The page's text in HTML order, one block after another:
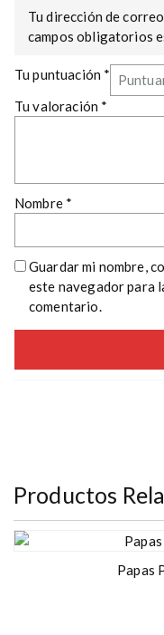
Tu dirección de
campos obligatorios
Tu puntuación *
Tu valoración *
Nombre *
Guardar mi nombre,
este navegador para
comentario.
Productos
Papas